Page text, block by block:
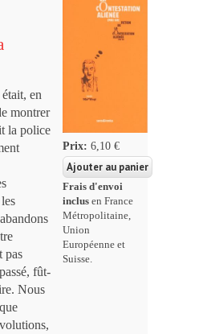
en
montrer
la police
pas
fût-
Nous
Prix:6,10 €
Frais d'envoi
inclus en France
Métropolitaine,
Union
Européenne et
Suisse.